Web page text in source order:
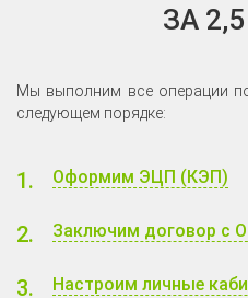
ЗА
Мы выполним все операции
следующем порядке:
Оформим ЭЦП (КЭП)
Заключим договор с
Настроим личные